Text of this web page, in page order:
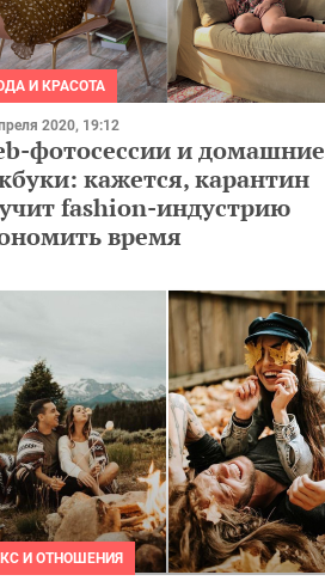
И КРАСОТА
2020, 19:12
фотосессии и домашние
кажется, карантин
fashion-индустрию
время
И ОТНОШЕНИЯ